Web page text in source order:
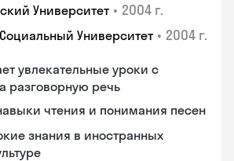
Университет • 2004 г.
Университет • 2004 г.
увлекательные уроки с
разговорную речь
чтения и понимания песен
знания в иностранных